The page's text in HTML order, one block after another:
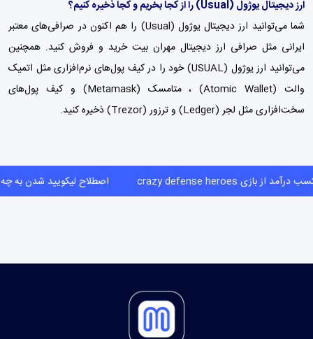
ارز دیجیتال یوژول (Usual)
را از کجا بخریم و کجا ذخیره کنیم؟
شما می‌توانید ارز دیجیتال یوژول (Usual) را هم اکنون در صرافی‌های معتبر
ایرانی مثل صرافی ارز دیجیتال مهران بیت خرید و فروش کنید. همچنین
می‌توانید ارز یوژول (USUAL) خود را در کیف پول‌های نرم‌افزاری مثل اتمیک
والت (Atomic Wallet) ،
متامسک (Metamask) وکیف پول‌های
سخت‌افزاری مثل لجر (Ledger) و ترزور (Trezor) ذخیره کنید.
کسب درآمد از بازی crazy defense heroes اصطلاح لیکویید شدن